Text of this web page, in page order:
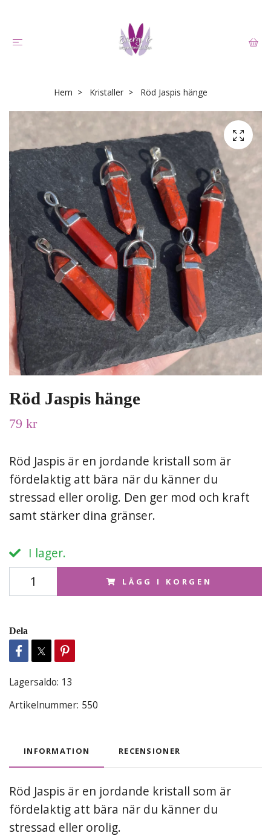
Hem Kristaller Röd Jaspis hänge
Röd Jaspis hänge
79 kr
Röd Jaspis är en jordande kristall som är
fördelaktig att bära när du känner du
stressad eller orolig. Den ger mod och kraft
samt stärker dina gränser.
I lager.
LÄGG I KORGEN
Dela
Lagersaldo: 13
Artikelnummer: 550
INFORMATION RECENSIONER
Röd Jaspis är en jordande kristall som är
fördelaktig att bära när du känner du
stressad eller orolig.